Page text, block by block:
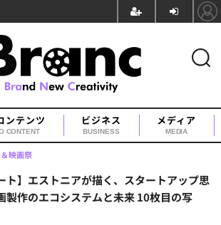
ンテンツ
CONTENT
ビジネス
BUSINESS
メディア
MEDIA
ト】エストニアが描く、スタートアップ思
製作のエコシステムと未来 10枚目の写
映画祭